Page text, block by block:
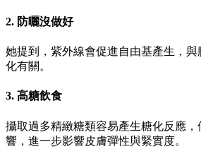
2. 防曬沒做好
她提到，紫外線會促進自由基產生，
化有關。
3. 高糖飲食
攝取過多精緻糖類容易產生糖化反應
響，進一步影響皮膚彈性與緊實度。